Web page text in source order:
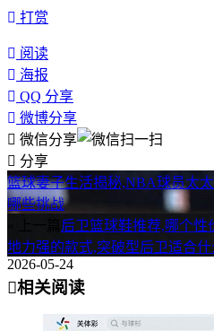
打赏
阅读
海报
QQ 分享
微博分享
微信分享
分享
篮球妻子生活揭秘,NBA球员太
哪些挑战
后卫篮球鞋推荐,哪个性
地力强的款式,突破型后卫适合
2026-05-24
相关阅读